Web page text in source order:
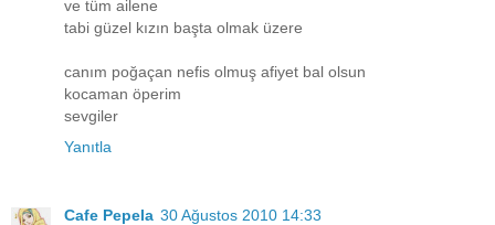
ve tüm ailene
tabi güzel kızın başta olmak üzere
canım poğaçan nefis olmuş afiyet bal olsun
kocaman öperim
sevgiler
Yanıtla
Cafe Pepela 30 Ağustos 2010 14:33